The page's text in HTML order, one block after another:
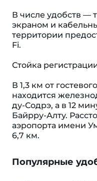
В числе удобств —
экраном и
территории
Fi.
Стойка
В 1,3 км от
находится
ду-Содрэ, а в 12
Байрру-Алту.
аэропорта имени
6,7 км.
Популярные